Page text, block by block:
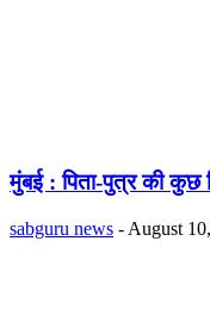
मुंबई : पिता-पुत्र की कुछ
sabguru news - August